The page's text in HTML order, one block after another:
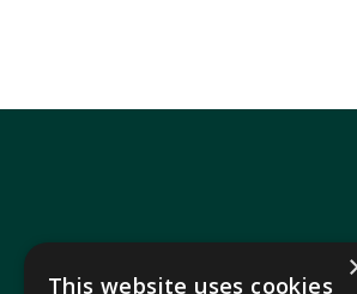
Hawlfraint 2026 Heledd Fychan AS ·
This website uses cookies